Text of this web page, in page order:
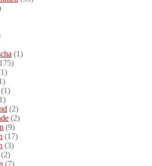
(1)
(1)
(2)
(2)
(9)
(17)
(3)
(2)
(7)